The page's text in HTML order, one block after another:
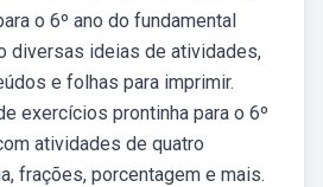
o 6º ano do fundamental
diversas ideias de atividades,
e folhas para imprimir.
exercícios prontinha para o 6º
atividades de quatro
frações, porcentagem e mais.